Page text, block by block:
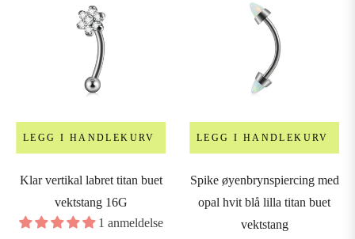
LEGG I HANDLEKURV
Klar vertikal labret titan buet
vektstang 16G
1 anmeldelse
LEGG I HANDLEKURV
Spike øyenbrynspiercing med
opal hvit blå lilla titan buet
vektstang